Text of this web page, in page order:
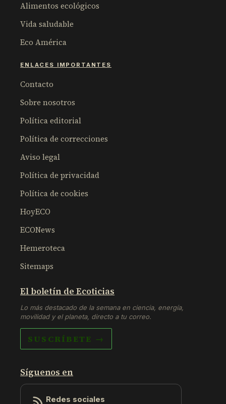
Alimentos ecológicos
Vida saludable
Eco América
ENLACES IMPORTANTES
Contacto
Sobre nosotros
Política editorial
Política de correcciones
Aviso legal
Política de privacidad
Política de cookies
HoyECO
ECONews
Hemeroteca
Sitemaps
El boletín de Ecoticias
Lo más destacado de la semana en ciencia, energía,
movilidad y el planeta, directo a tu correo.
SUSCRÍBETE →
Síguenos en
Redes sociales